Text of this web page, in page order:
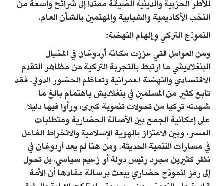
للأطر الحزبية والدينية الضيقة ممتدا إلى شرائح واسعة من
النخب الأكاديمية والشبابية والمهتمين بالشأن العام.
النموذج التركي وإلهام النهضة:
ومن العوامل التي عززت مكانة أردوغان في المخيال
البنغلاديشي ما ارتبط بالتجربة التركية من مظاهر التقدم
الاقتصادي والنهضة العمرانية وتعاظم الحضور الدولي. فقد
تابع كثير من المسلمين في بنغلاديش باهتمام بالغ ما
شهدته تركيا من تحولات تنموية كبرى، ورأوا فيها دليلا
على إمكانية الجمع بين الأصالة الحضارية ومتطلبات
العصر، وبين الاعتزاز بالهوية الإسلامية والانخراط الفاعل
في مسارات التنمية الحديثة. ومن هنا لم يعد أردوغان في
نظر كثيرين مجرد رئيس دولة أو زعيم سياسي، بل تحول
إلى رمز لنموذج حضاري يبعث برسالة مفادها أن الأمة